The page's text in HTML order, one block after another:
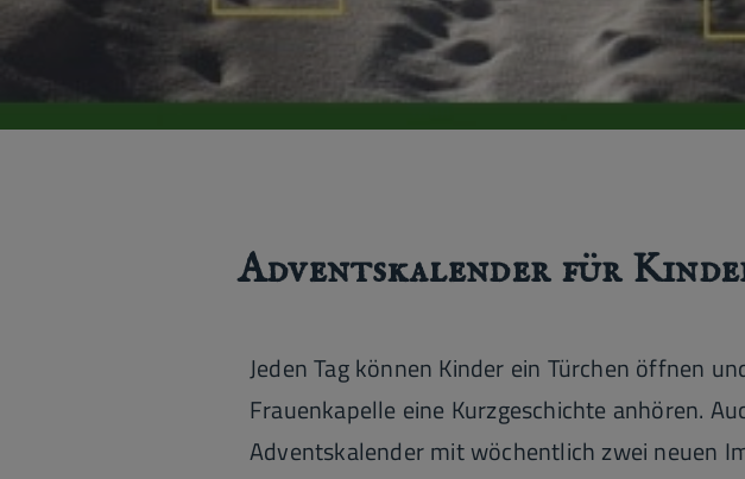
Adventskalender für
Jeden Tag können Kinder ein Türchen öffnen
Frauenkapelle eine Kurzgeschichte anhören.
Adventskalender mit wöchentlich zwei neuen